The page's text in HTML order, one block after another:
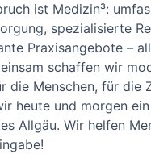
ist Medizin³:
spezialisierte
Praxisangebote –
schaffen wir
die Menschen, für die
heute und morgen ein
Allgäu. Wir helfen